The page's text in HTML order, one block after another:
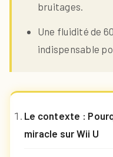
bruitages.
Une fluidité de
indispensable
Le contexte :
miracle sur Wii U